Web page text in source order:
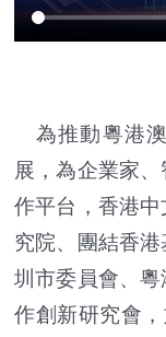
為推動粵港
展，為企業家
作平台，香港
究院、團結香
圳市委員會、
作創新研究會